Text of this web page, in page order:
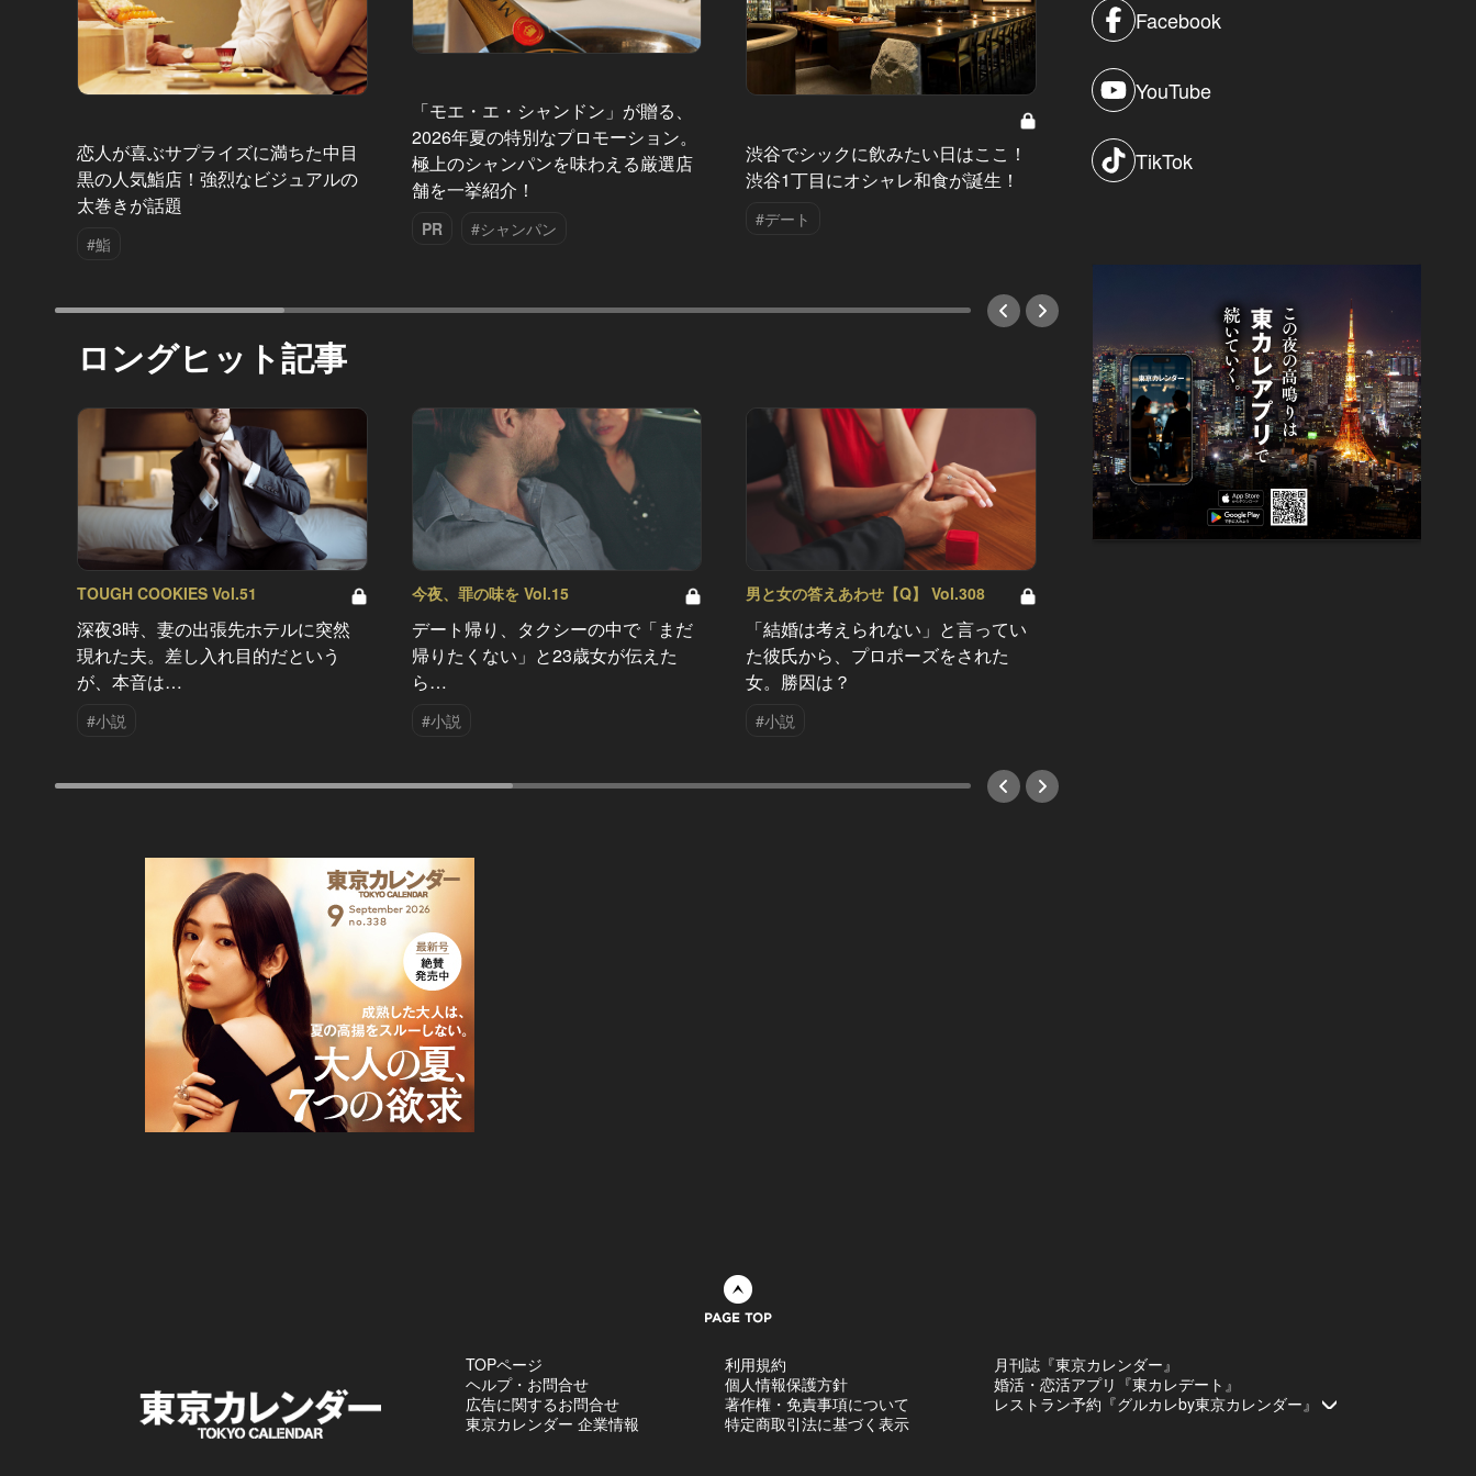
恋人が喜ぶサプライズに満ちた中目
黒の人気鮨店！強烈なビジュアルの
太巻きが話題
#鮨
「モエ・エ・シャンドン」が贈る、
2026年夏の特別なプロモーション。
極上のシャンパンを味わえる厳選店
舗を一挙紹介！
PR #シャンパン
渋谷でシックに飲みたい日はここ！
渋谷1丁目にオシャレ和食が誕生！
#デート
いま、ここが恵比寿ランチのトレン
ドだ！ひとりでも立ち寄りやすい注
ロングヒット記事
TOUGH COOKIES Vol.51
深夜3時、妻の出張先ホテルに突然
現れた夫。差し入れ目的だという
が、本音は…
#小説
今夜、罪の味を Vol.15
デート帰り、タクシーの中で「まだ
帰りたくない」と23歳女が伝えた
ら…
#小説
男と女の答えあわせ【Q】 Vol.308
「結婚は考えられない」と言ってい
た彼氏から、プロポーズをされた
女。勝因は？
#小説
Facebook
YouTube
TikTok
TOPページ
ヘルプ・お問合せ
広告に関するお問合せ
東京カレンダー 企業情報
利用規約
個人情報保護方針
著作権・免責事項について
特定商取引法に基づく表示
月刊誌『東京カレンダー』
婚活・恋活アプリ『東カレデート』
レストラン予約『グルカレby東京カレンダー』